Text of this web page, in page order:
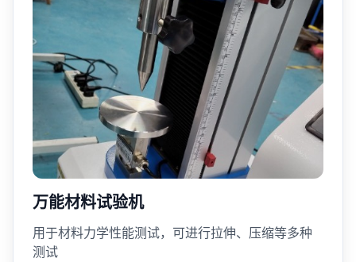
万能材料试验机
用于材料力学性能测试，可进行拉伸、压缩等多种
测试